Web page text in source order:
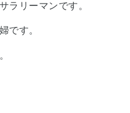
ラリーマンです。
です。